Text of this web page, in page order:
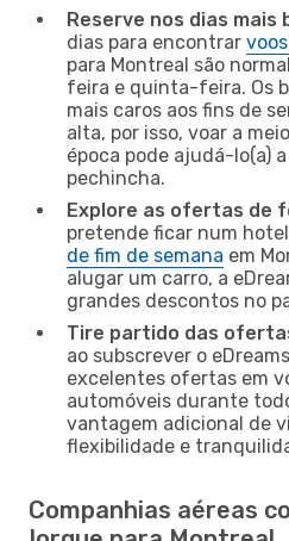
Reserve nos dias mais
dias para encontrar
para Montreal são
feira e quinta-feira. Os
mais caros aos fins de
alta, por isso, voar a
época pode ajudá-lo(a)
pechincha.
Explore as ofertas de
pretende ficar num
de fim de semana em
alugar um carro, a
grandes descontos no
Tire partido das
ao subscrever o
excelentes ofertas em
automóveis durante
vantagem adicional de
flexibilidade e
Companhias aéreas